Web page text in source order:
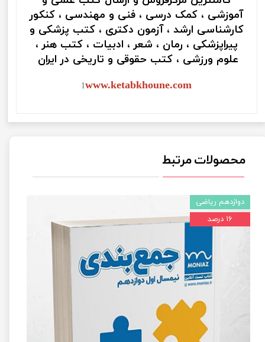
آموزشی ، کمک درسی ، فنی و مهندسی ، کنکور
کارشناسی ارشد ، آزمون دکتری ، کتب پزشکی و
پیراپزشکی ، رمان ، شعر ، ادبیات ، کتب هنر ،
علوم ورزشی ، کتب حقوقی و تاریخی در ایران
1www.ketabkhoune.com
محصولات مرتبط
دوازدهم ریاضی
۱۶ درصد